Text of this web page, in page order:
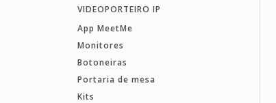
VIDEOPORTEIRO IP
App MeetMe
Monitores
Botoneiras
Portaria de mesa
Kits